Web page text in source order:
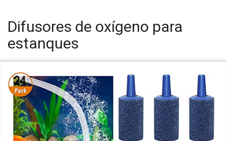
Difusores de oxígeno para
estanques